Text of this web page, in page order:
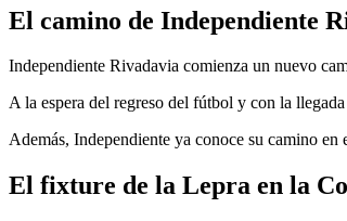
El camino de Independiente
Independiente Rivadavia comienza un nuevo
A la espera del regreso del fútbol y con la
Además, Independiente ya conoce su camino
El fixture de la Lepra en la